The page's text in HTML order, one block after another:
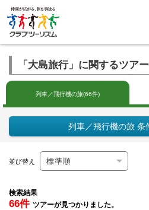
「大島旅行」に関するツアー
列車／飛行機の旅(66件)
列車／飛行機の旅 条
並び替え
検索結果
66件 ツアーが見つかりました。